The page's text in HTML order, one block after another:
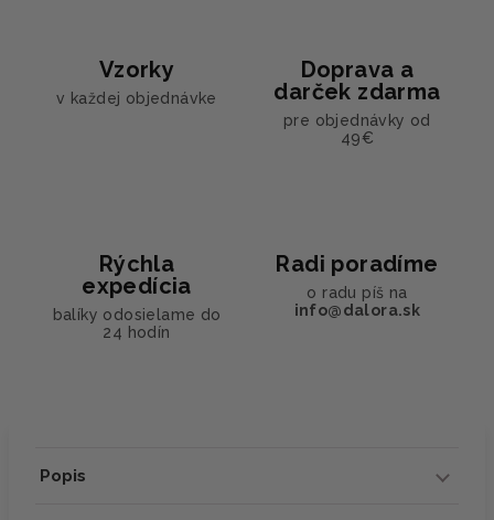
Vzorky
v každej objednávke
Doprava a
darček zdarma
pre objednávky od
49€
Rýchla
expedícia
balíky odosielame do
24 hodín
Radi poradíme
o radu píš na
info@dalora.sk
Popis